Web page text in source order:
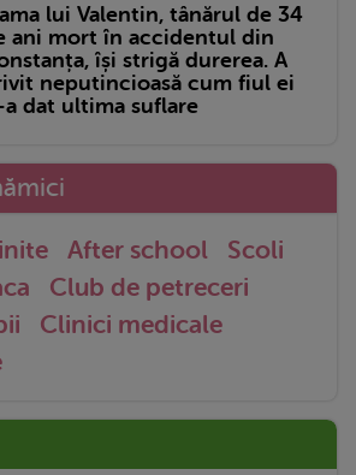
lui Valentin, tânărul de 34
ani mort în accidentul din
își strigă durerea. A
neputincioasă cum fiul ei
a dat ultima suflare
After school
Scoli
Club de petreceri
Clinici medicale